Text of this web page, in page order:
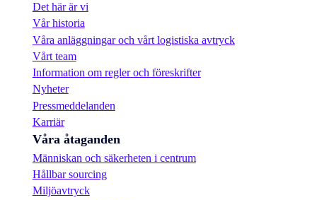
Det här är vi
Vår historia
Våra anläggningar och vårt logistiska avtryck
Vårt team
Information om regler och föreskrifter
Nyheter
Pressmeddelanden
Karriär
Våra åtaganden
Människan och säkerheten i centrum
Hållbar sourcing
Miljöavtryck